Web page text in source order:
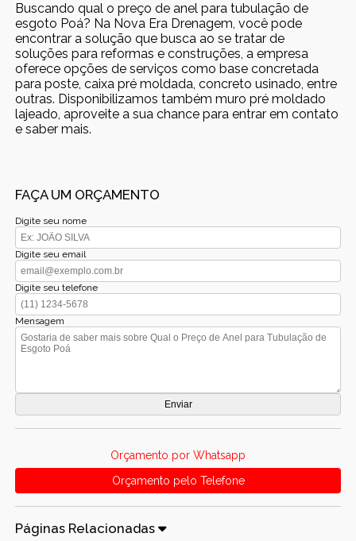
Buscando qual o preço de anel para tubulação de
esgoto Poá? Na Nova Era Drenagem, você pode
encontrar a solução que busca ao se tratar de
soluções para reformas e construções, a empresa
oferece opções de serviços como base concretada
para poste, caixa pré moldada, concreto usinado, entre
outras. Disponibilizamos também muro pré moldado
lajeado, aproveite a sua chance para entrar em contato
e saber mais.
FAÇA UM ORÇAMENTO
Digite seu nome
Digite seu email
Digite seu telefone
Mensagem
Orçamento por Whatsapp
Orçamento pelo Telefone
Páginas Relacionadas